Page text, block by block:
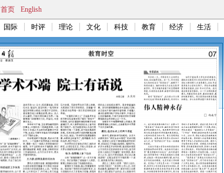
首页 English
国际 时评 理论 文化 科技 教育 经济 生活